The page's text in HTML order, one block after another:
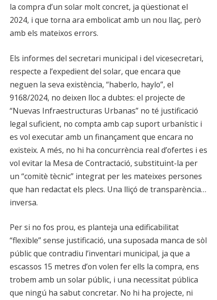
la compra d’un solar molt concret, ja qüestionat el
2024, i que torna ara embolicat amb un nou llaç, però
amb els mateixos errors.
Els informes del secretari municipal i del vicesecretari,
respecte a l’expedient del solar, que encara que
neguen la seva existència, “haberlo, haylo”, el
9168/2024, no deixen lloc a dubtes: el projecte de
“Nuevas Infraestructuras Urbanas” no té justificació
legal suficient, no compta amb cap suport urbanístic i
es vol executar amb un finançament que encara no
existeix. A més, no hi ha concurrència real d’ofertes i es
vol evitar la Mesa de Contractació, substituint-la per
un “comitè tècnic” integrat per les mateixes persones
que han redactat els plecs. Una lliçó de transparència…
inversa.
Per si no fos prou, es planteja una edificabilitat
“flexible” sense justificació, una suposada manca de sòl
públic que contradiu l’inventari municipal, ja que a
escassos 15 metres d’on volen fer ells la compra, ens
trobem amb un solar públic, i una necessitat pública
que ningú ha sabut concretar. No hi ha projecte, ni